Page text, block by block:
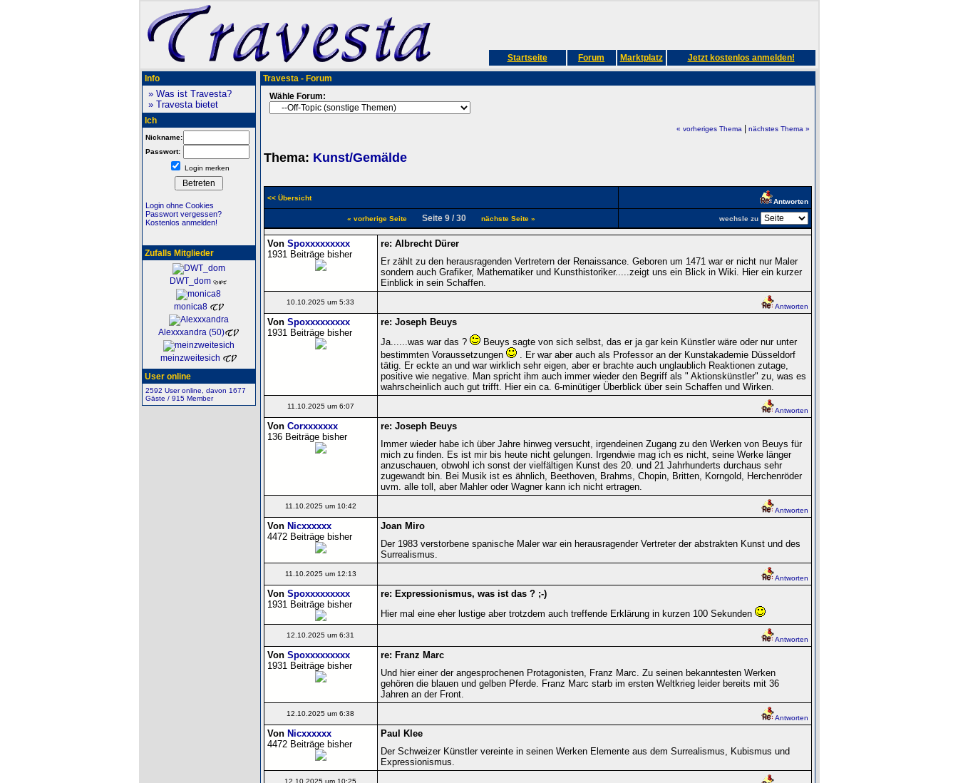
Startseite Forum Marktplatz Jetzt kostenlos anmelden!
Info
» Was ist Travesta?
» Travesta bietet
Ich
Nickname:
Passwort:
Login merken
Login ohne Cookies
Passwort vergessen?
Kostenlos anmelden!
Zufalls Mitglieder
DWT_dom
monica8
Alexxxandra (50)
meinzweitesich
User online
2592 User online, davon 1677
Gäste / 915 Member
Travesta - Forum
Wähle Forum:
« vorheriges Thema| nächstes Thema »
Thema: Kunst/Gemälde
<< Übersicht Antworten
« vorherige SeiteSeite 9 / 30 nächste Seite » wechsle zu
Von Spoxxxxxxxxx
1931 Beiträge bisher
re: Albrecht Dürer
Er zählt zu den herausragenden Vertretern der Renaissance. Geboren um 1471 war er nicht nur Maler
sondern auch Grafiker, Mathematiker und Kunsthistoriker.....zeigt uns ein Blick in Wiki. Hier ein kurzer
Einblick in sein Schaffen.
10.10.2025 um 5:33
Antworten
Von Spoxxxxxxxxx
1931 Beiträge bisher
re: Joseph Beuys
Ja......was war das ?
Beuys sagte von sich selbst, das er ja gar kein Künstler wäre oder nur unter
bestimmten Voraussetzungen
. Er war aber auch als Professor an der Kunstakademie Düsseldorf
tätig. Er eckte an und war wirklich sehr eigen, aber er brachte auch unglaublich Reaktionen zutage,
positive wie negative. Man spricht ihm auch immer wieder den Begriff als " Aktionskünstler" zu, was es
wahrscheinlich auch gut trifft. Hier ein ca. 6-minütiger Überblick über sein Schaffen und Wirken.
11.10.2025 um 6:07
Antworten
Von Corxxxxxxx
136 Beiträge bisher
re: Joseph Beuys
Immer wieder habe ich über Jahre hinweg versucht, irgendeinen Zugang zu den Werken von Beuys für
mich zu finden. Es ist mir bis heute nicht gelungen. Irgendwie mag ich es nicht, seine Werke länger
anzuschauen, obwohl ich sonst der vielfältigen Kunst des 20. und 21 Jahrhunderts durchaus sehr
zugewandt bin. Bei Musik ist es ähnlich, Beethoven, Brahms, Chopin, Britten, Korngold, Herchenröder
uvm. alle toll, aber Mahler oder Wagner kann ich nicht ertragen.
11.10.2025 um 10:42
Antworten
Von Nicxxxxxx
4472 Beiträge bisher
Joan Miro
Der 1983 verstorbene spanische Maler war ein herausragender Vertreter der abstrakten Kunst und des
Surrealismus.
11.10.2025 um 12:13
Antworten
Von Spoxxxxxxxxx
1931 Beiträge bisher
re: Expressionismus, was ist das ? ;-)
Hier mal eine eher lustige aber trotzdem auch treffende Erklärung in kurzen 100 Sekunden
12.10.2025 um 6:31
Antworten
Von Spoxxxxxxxxx
1931 Beiträge bisher
re: Franz Marc
Und hier einer der angesprochenen Protagonisten, Franz Marc. Zu seinen bekanntesten Werken
gehören die blauen und gelben Pferde. Franz Marc starb im ersten Weltkrieg leider bereits mit 36
Jahren an der Front.
12.10.2025 um 6:38
Antworten
Von Nicxxxxxx
4472 Beiträge bisher
Paul Klee
Der Schweizer Künstler vereinte in seinen Werken Elemente aus dem Surrealismus, Kubismus und
Expressionismus.
12.10.2025 um 10:25